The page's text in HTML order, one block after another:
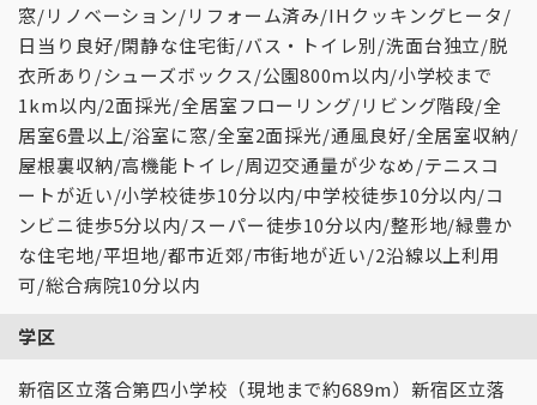
窓/リノベーション/リフォーム済み/IHクッキングヒータ/
日当り良好/閑静な住宅街/バス・トイレ別/洗面台独立/脱
衣所あり/シューズボックス/公園800ｍ以内/小学校まで
1km以内/2面採光/全居室フローリング/リビング階段/全
居室6畳以上/浴室に窓/全室2面採光/通風良好/全居室収納/
屋根裏収納/高機能トイレ/周辺交通量が少なめ/テニスコ
ートが近い/小学校徒歩10分以内/中学校徒歩10分以内/コ
ンビニ徒歩5分以内/スーパー徒歩10分以内/整形地/緑豊か
な住宅地/平坦地/都市近郊/市街地が近い/2沿線以上利用
可/総合病院10分以内
学区
新宿区立落合第四小学校（現地まで約689m）新宿区立落